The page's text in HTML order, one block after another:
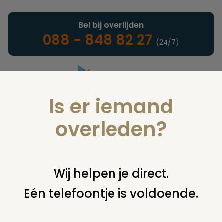
Landelijke uitvaartonderneming
Bel bij overlijden
088 - 848 82 27 (24/7)
U bent hier: home notarieel maken testament, codicil,
schenkingen aan stichtingen
Is er iemand
overleden?
Wij helpen je direct.
Eén telefoontje is voldoende.